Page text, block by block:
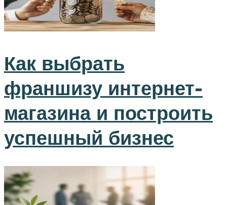
Как выбрать
франшизу интернет-
магазина и построить
успешный бизнес